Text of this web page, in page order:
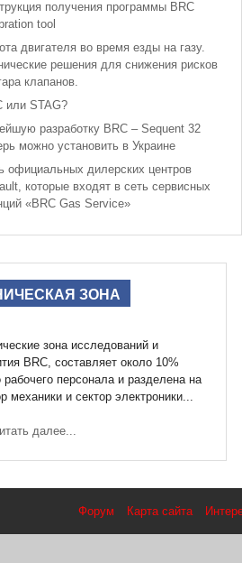
получения программы BRC
tool
двигателя во время езды на газу.
решения для снижения рисков
клапанов.
или STAG?
разработку BRC – Sequent 32
можно установить в Украине
официальных дилерских центров
которые входят в сеть сервисных
«BRC Gas Service»
ЗОНА
зона исследований и
BRC, составляет около 10%
рабочего персонала и разделена на
механики и сектор электроники...
далее...
Карта сайта
Форум